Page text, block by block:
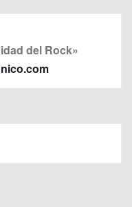
del Rock»